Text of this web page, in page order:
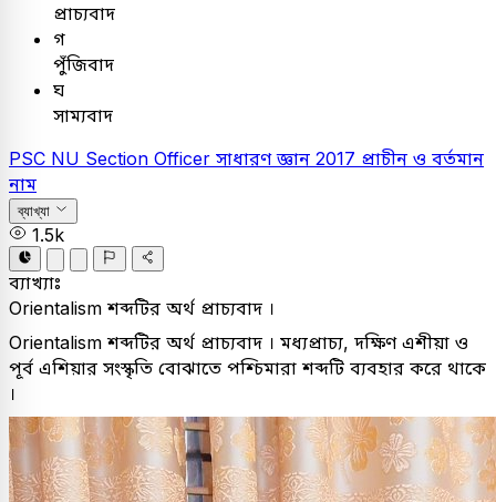
প্রাচ্যবাদ
গ
পুঁজিবাদ
ঘ
সাম্যবাদ
PSC NU Section Officer সাধারণ জ্ঞান 2017 প্রাচীন ও বর্তমান
নাম
ব্যাখ্যা
1.5k
ব্যাখ্যাঃ
Orientalism শব্দটির অর্থ প্রাচ্যবাদ ।
Orientalism শব্দটির অর্থ প্রাচ্যবাদ । মধ্যপ্রাচ্য, দক্ষিণ এশীয়া ও
পূর্ব এশিয়ার সংস্কৃতি বোঝাতে পশ্চিমারা শব্দটি ব্যবহার করে থাকে
।